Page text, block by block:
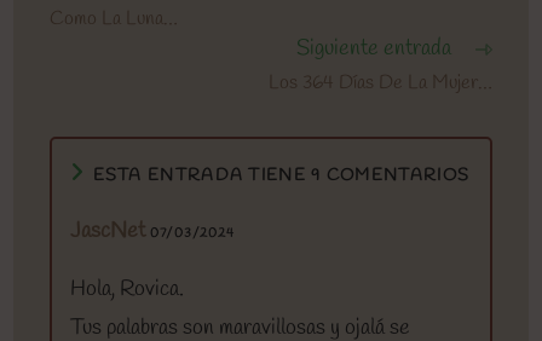
artículos
Como La Luna…
Siguiente entrada
Los 364 Días De La Mujer…
ESTA ENTRADA TIENE 9 COMENTARIOS
JascNet 07/03/2024
Hola, Rovica.
Tus palabras son maravillosas y ojalá se